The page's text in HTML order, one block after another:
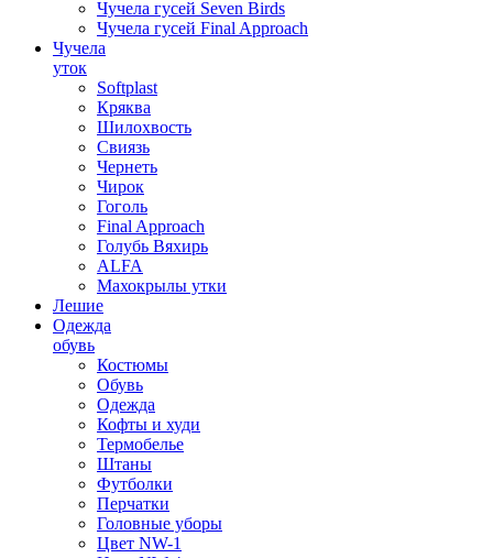
Чучела гусей Seven Birds
Чучела гусей Final Approach
Чучела
уток
Softplast
Кряква
Шилохвость
Свиязь
Чернеть
Чирок
Гоголь
Final Approach
Голубь Вяхирь
ALFA
Махокрылы утки
Лешие
Одежда
обувь
Костюмы
Обувь
Одежда
Кофты и худи
Термобелье
Штаны
Футболки
Перчатки
Головные уборы
Цвет NW-1